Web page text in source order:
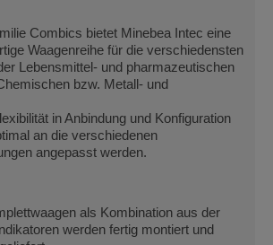
Combics bietet Minebea Intec eine
Waagenreihe für die verschiedensten
Lebensmittel- und pharmazeutischen
bzw. Metall- und
in Anbindung und Konfiguration
an die verschiedenen
angepasst werden.
als Kombination aus der
werden fertig montiert und